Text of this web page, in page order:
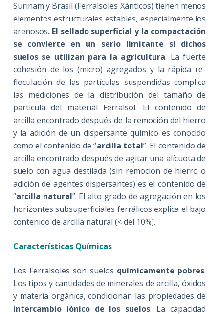
Surinam y Brasil (Ferralsoles Xánticos) tienen menos
elementos estructurales estables, especialmente los
arenosos. El sellado superficial y la compactación
se convierte en un serio limitante si dichos
suelos se utilizan para la agricultura. La fuerte
cohesión de los (micro) agregados y la rápida re-
floculación de las partículas suspendidas complica
las mediciones de la distribución del tamaño de
partícula del material Ferralsol. El contenido de
arcilla encontrado después de la remoción del hierro
y la adición de un dispersante químico es conocido
como el contenido de “arcilla total”. El contenido de
arcilla encontrado después de agitar una alícuota de
suelo con agua destilada (sin remoción de hierro o
adición de agentes dispersantes) es el contenido de
“arcilla natural”. El alto grado de agregación en los
horizontes subsuperficiales ferrálicos explica el bajo
contenido de arcilla natural (< del 10%).
Características Químicas
Los Ferralsoles son suelos químicamente pobres.
Los tipos y cantidades de minerales de arcilla, óxidos
y materia orgánica, condicionan las propiedades de
intercambio iónico de los suelos. La capacidad